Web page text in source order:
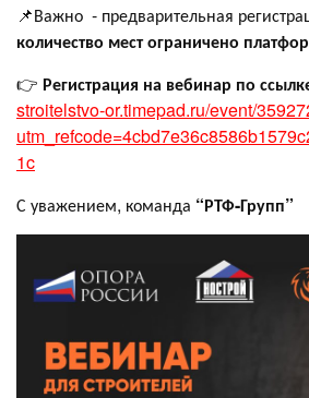
📌Важно - предварительная
количество мест ограничено
👉 Регистрация на вебинар по
stroitelstvo-or.timepad.ru/event/
1c
С уважением, команда “РТФ-Групп”